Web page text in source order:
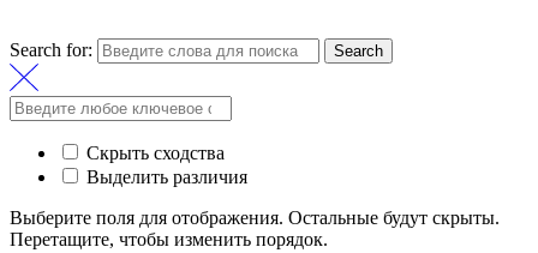
Search for: Search
Скрыть сходства
Выделить различия
Выберите поля для отображения. Остальные будут скрыты.
Перетащите, чтобы изменить порядок.